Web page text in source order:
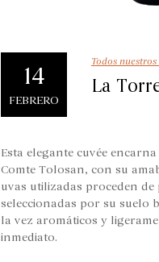
14
FEBRERO
Todos
La
Esta elegante cuvée
Comte Tolosan, con su
uvas utilizadas proceden
seleccionadas por su suelo
la vez aromáticos y
inmediato.